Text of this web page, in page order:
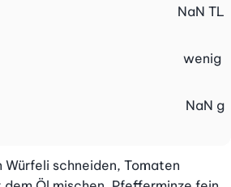
NaN TL
wenig
NaN g
Würfeli schneiden, Tomaten